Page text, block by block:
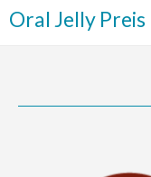
Oral Jelly Preis